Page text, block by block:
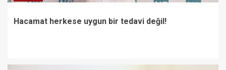
Hacamat herkese uygun bir tedavi değil!